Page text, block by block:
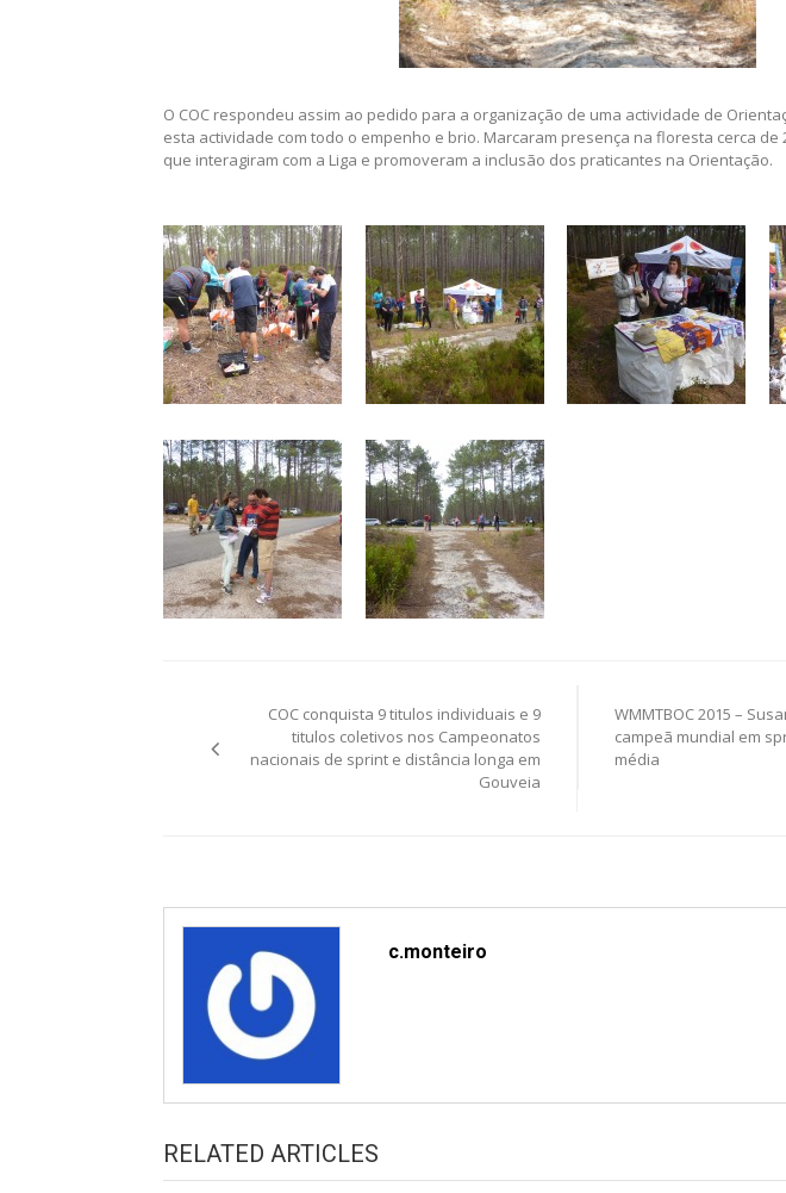
O COC respondeu assim ao pedido para a organização de uma actividade de
esta actividade com todo o empenho e brio. Marcaram presença na floresta cerca de
que interagiram com a Liga e promoveram a inclusão dos praticantes na Orientação.
navigation
COC conquista 9 titulos individuais e 9
titulos coletivos nos Campeonatos
nacionais de sprint e distância longa em
Gouveia
WMMTBOC 2015 –
campeã mundial em
média
c.monteiro
RELATED ARTICLES